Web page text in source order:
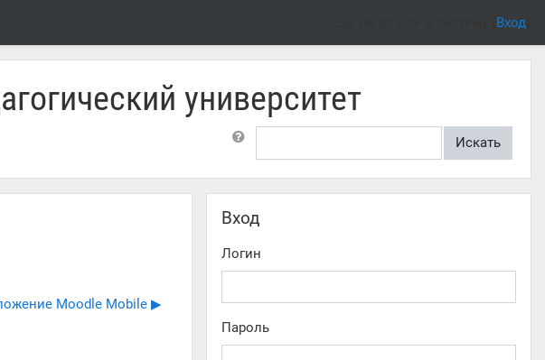
Вход
университет
Поиск по форумам
Искать
Moodle Mobile ▶︎
Вход
Логин
Пароль